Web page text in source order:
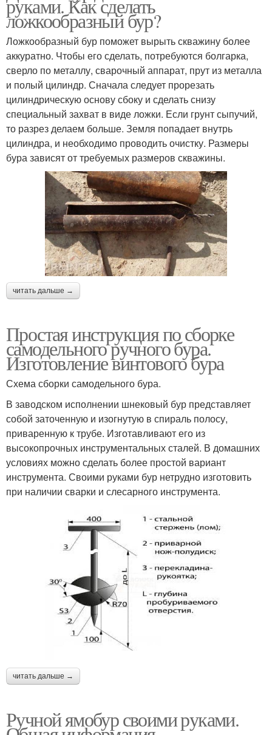
руками. Как сделать
ложкообразный бур?
Ложкообразный бур поможет вырыть скважину более
аккуратно. Чтобы его сделать, потребуются болгарка,
сверло по металлу, сварочный аппарат, прут из металла
и полый цилиндр. Сначала следует прорезать
цилиндрическую основу сбоку и сделать снизу
специальный захват в виде ложки. Если грунт сыпучий,
то разрез делаем больше. Земля попадает внутрь
цилиндра, и необходимо проводить очистку. Размеры
бура зависят от требуемых размеров скважины.
читать дальше →
Простая инструкция по сборке
самодельного ручного бура.
Изготовление винтового бура
Схема сборки самодельного бура.
В заводском исполнении шнековый бур представляет
собой заточенную и изогнутую в спираль полосу,
приваренную к трубе. Изготавливают его из
высокопрочных инструментальных сталей. В домашних
условиях можно сделать более простой вариант
инструмента. Своими руками бур нетрудно изготовить
при наличии сварки и слесарного инструмента.
читать дальше →
Ручной ямобур своими руками.